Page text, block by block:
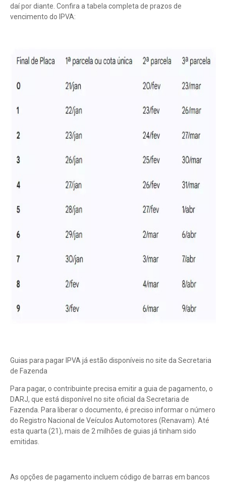
daí por diante. Confira a tabela completa de prazos de
vencimento do IPVA:
Guias para pagar IPVA já estão disponíveis no site da Secretaria
de Fazenda
Para pagar, o contribuinte precisa emitir a guia de pagamento, o
DARJ, que está disponível no site oficial da Secretaria de
Fazenda. Para liberar o documento, é preciso informar o número
do Registro Nacional de Veículos Automotores (Renavam). Até
esta quarta (21), mais de 2 milhões de guias já tinham sido
emitidas.
As opções de pagamento incluem código de barras em bancos